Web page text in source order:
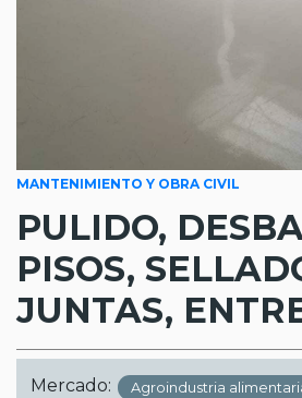
MANTENIMIENTO Y OBRA CIVIL
PULIDO,
PISOS,
JUNTAS,
Mercado: Agroindustria